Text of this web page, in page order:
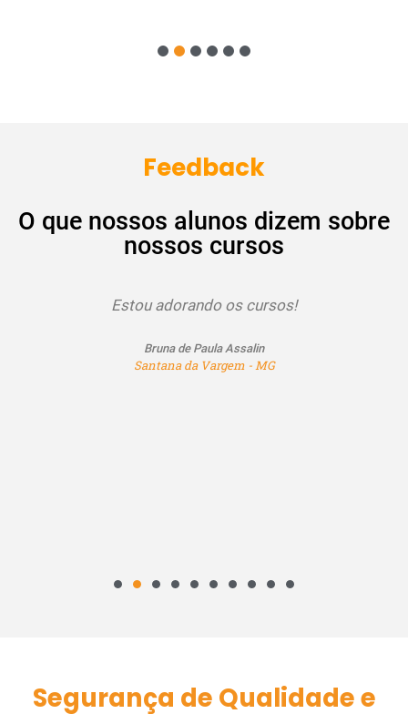
4 5 6
Feedback
O que nossos alunos dizem sobre
nossos cursos
Estou adorando os cursos!
Bruna de Paula Assalin
Santana da Vargem - MG
Segurança de Qualidade e